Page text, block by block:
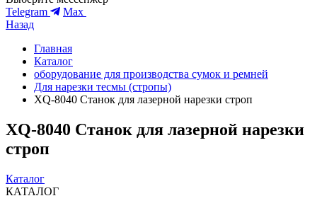
Telegram
Max
Назад
Главная
Каталог
оборудование для производства сумок и ремней
Для нарезки тесмы (стропы)
XQ-8040 Станок для лазерной нарезки строп
XQ-8040 Станок для лазерной нарезки
строп
Каталог
КАТАЛОГ